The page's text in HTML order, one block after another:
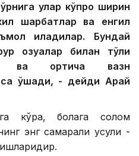
улар кўпроқ ширин
шарбатлар ва енгил
қиладилар. Бундай
озуқалар билан тўлиқ
ва ортиқча вазн
қўшади, - дейди Арай
кўра, болага соғлом
энг самарали усули -